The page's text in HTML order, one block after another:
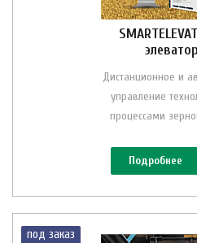
Дистанционное и
управление
процессами
Подробнее
под заказ